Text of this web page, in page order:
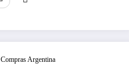
Compras Argentina